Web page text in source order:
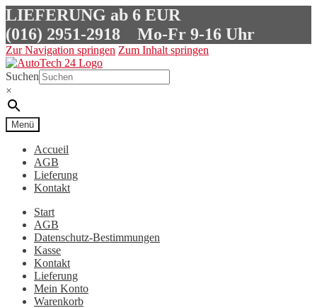
LIEFERUNG ab 6 EUR
(016) 2951-2918 Mo-Fr 9-16 Uhr
Zur Navigation springen Zum Inhalt springen
Suchen
×
Menü
Accueil
AGB
Lieferung
Kontakt
Start
AGB
Datenschutz-Bestimmungen
Kasse
Kontakt
Lieferung
Mein Konto
Warenkorb